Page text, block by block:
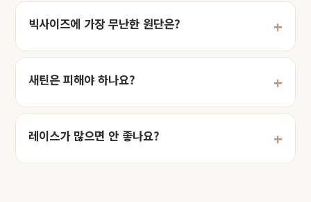
빅사이즈에 가장 무난한 원단은?
새틴은 피해야 하나요?
레이스가 많으면 안 좋나요?